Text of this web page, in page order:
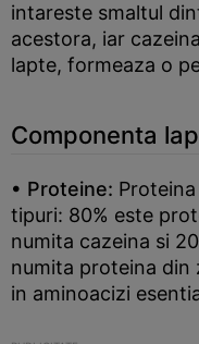
intareste smaltul
acestora, iar
lapte, formeaza o
Componenta
• Proteine:
tipuri: 80% este
numita cazeina si
numita proteina din
in aminoacizi